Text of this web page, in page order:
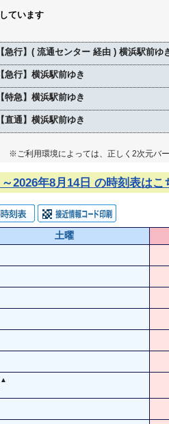
ています
【急行】( 流通センター 経由 ) 横浜駅前ゆ
【急行】横浜駅前ゆき
【特急】横浜駅前ゆき
【直通】横浜駅前ゆき
※ご利用環境によっては、正しく2次元バ
2026年8月14日 の時刻表はこ
土曜
▲